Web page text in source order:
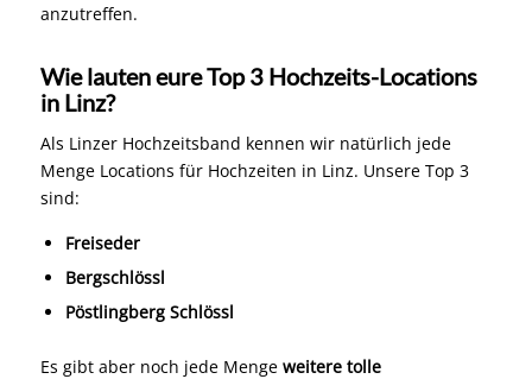
anzutreffen.
Wie lauten eure Top 3 Hochzeits-Locations
in Linz?
Als Linzer Hochzeitsband kennen wir natürlich jede
Menge Locations für Hochzeiten in Linz. Unsere Top 3
sind:
Freiseder
Bergschlössl
Pöstlingberg Schlössl
Es gibt aber noch jede Menge weitere tolle